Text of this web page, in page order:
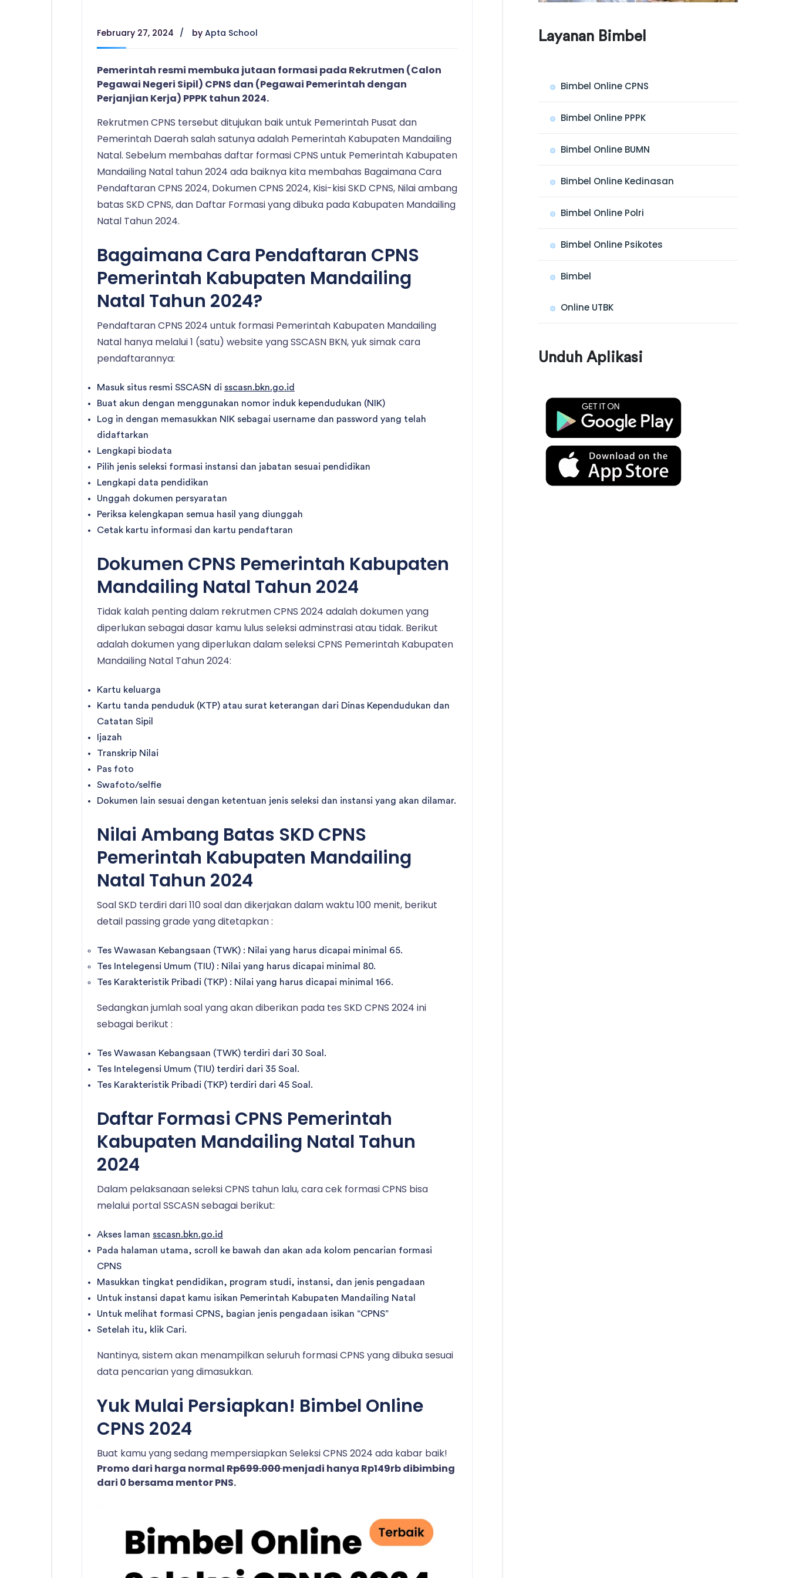
February 27, 2024 by Apta School
Pemerintah resmi membuka jutaan formasi pada Rekrutmen (Calon
Pegawai Negeri Sipil) CPNS dan (Pegawai Pemerintah dengan
Perjanjian Kerja) PPPK tahun 2024.
Rekrutmen CPNS tersebut ditujukan baik untuk Pemerintah Pusat dan
Pemerintah Daerah salah satunya adalah Pemerintah Kabupaten Mandailing
Natal. Sebelum membahas daftar formasi CPNS untuk Pemerintah Kabupaten
Mandailing Natal tahun 2024 ada baiknya kita membahas Bagaimana Cara
Pendaftaran CPNS 2024, Dokumen CPNS 2024, Kisi-kisi SKD CPNS, Nilai ambang
batas SKD CPNS, dan Daftar Formasi yang dibuka pada Kabupaten Mandailing
Natal Tahun 2024.
Bagaimana Cara Pendaftaran CPNS
Pemerintah Kabupaten Mandailing
Natal Tahun 2024?
Pendaftaran CPNS 2024 untuk formasi Pemerintah Kabupaten Mandailing
Natal hanya melalui 1 (satu) website yang SSCASN BKN, yuk simak cara
pendaftarannya:
Masuk situs resmi SSCASN di sscasn.bkn.go.id
Buat akun dengan menggunakan nomor induk kependudukan (NIK)
Log in dengan memasukkan NIK sebagai username dan password yang telah
didaftarkan
Lengkapi biodata
Pilih jenis seleksi formasi instansi dan jabatan sesuai pendidikan
Lengkapi data pendidikan
Unggah dokumen persyaratan
Periksa kelengkapan semua hasil yang diunggah
Cetak kartu informasi dan kartu pendaftaran
Dokumen CPNS Pemerintah Kabupaten
Mandailing Natal Tahun 2024
Tidak kalah penting dalam rekrutmen CPNS 2024 adalah dokumen yang
diperlukan sebagai dasar kamu lulus seleksi adminstrasi atau tidak. Berikut
adalah dokumen yang diperlukan dalam seleksi CPNS Pemerintah Kabupaten
Mandailing Natal Tahun 2024:
Kartu keluarga
Kartu tanda penduduk (KTP) atau surat keterangan dari Dinas Kependudukan dan
Catatan Sipil
Ijazah
Transkrip Nilai
Pas foto
Swafoto/selfie
Dokumen lain sesuai dengan ketentuan jenis seleksi dan instansi yang akan dilamar.
Nilai Ambang Batas SKD CPNS
Pemerintah Kabupaten Mandailing
Natal Tahun 2024
Soal SKD terdiri dari 110 soal dan dikerjakan dalam waktu 100 menit, berikut
detail passing grade yang ditetapkan :
Tes Wawasan Kebangsaan (TWK) : Nilai yang harus dicapai minimal 65.
Tes Intelegensi Umum (TIU) : Nilai yang harus dicapai minimal 80.
Tes Karakteristik Pribadi (TKP) : Nilai yang harus dicapai minimal 166.
Sedangkan jumlah soal yang akan diberikan pada tes SKD CPNS 2024 ini
sebagai berikut :
Tes Wawasan Kebangsaan (TWK) terdiri dari 30 Soal.
Tes Intelegensi Umum (TIU) terdiri dari 35 Soal.
Tes Karakteristik Pribadi (TKP) terdiri dari 45 Soal.
Daftar Formasi CPNS Pemerintah
Kabupaten Mandailing Natal Tahun
2024
Dalam pelaksanaan seleksi CPNS tahun lalu, cara cek formasi CPNS bisa
melalui portal SSCASN sebagai berikut:
Akses laman sscasn.bkn.go.id
Pada halaman utama, scroll ke bawah dan akan ada kolom pencarian formasi
CPNS
Masukkan tingkat pendidikan, program studi, instansi, dan jenis pengadaan
Untuk instansi dapat kamu isikan Pemerintah Kabupaten Mandailing Natal
Untuk melihat formasi CPNS, bagian jenis pengadaan isikan “CPNS”
Setelah itu, klik Cari.
Nantinya, sistem akan menampilkan seluruh formasi CPNS yang dibuka sesuai
data pencarian yang dimasukkan.
Yuk Mulai Persiapkan! Bimbel Online
CPNS 2024
Buat kamu yang sedang mempersiapkan Seleksi CPNS 2024 ada kabar baik!
Promo dari harga normalRp699.000menjadi hanya Rp149rb dibimbing
dari 0 bersama mentor PNS.
Layanan Bimbel
Bimbel Online CPNS
Bimbel Online PPPK
Bimbel Online BUMN
Bimbel Online Kedinasan
Bimbel Online Polri
Bimbel Online Psikotes
Bimbel
Online UTBK
Unduh Aplikasi